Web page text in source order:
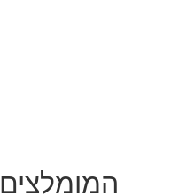
המומלצים